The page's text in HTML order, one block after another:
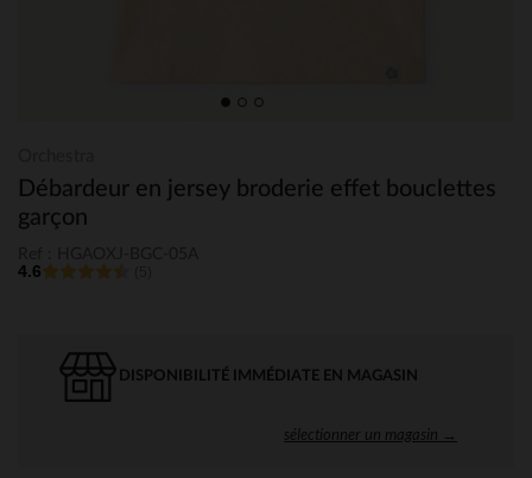
Débardeur en jersey broderie effet bouclettes
garçon
4.6
DISPONIBILITÉ IMMÉDIATE EN MAGASIN
sélectionner un magasin →